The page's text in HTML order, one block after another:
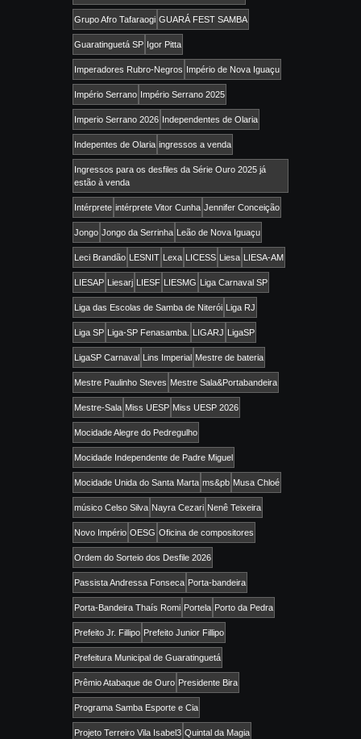
Grupo Afro Tafaraogi GUARÁ FEST SAMBA
Guaratinguetá SP Igor Pitta
Imperadores Rubro-Negros Império de Nova Iguaçu
Império Serrano Império Serrano 2025
Imperio Serrano 2026 Independentes de Olaria
Indepentes de Olaria ingressos a venda
Ingressos para os desfiles da Série Ouro 2025 já
estão à venda
Intérprete intérprete Vitor Cunha Jennifer Conceição
Jongo Jongo da Serrinha Leão de Nova Iguaçu
Leci Brandão LESNIT Lexa LICESS Liesa LIESA-AM
LIESAP Liesarj LIESF LIESMG Liga Carnaval SP
Liga das Escolas de Samba de Niterói Liga RJ
Liga SP Liga-SP Fenasamba. LIGARJ LigaSP
LigaSP Carnaval Lins Imperial Mestre de bateria
Mestre Paulinho Steves Mestre Sala&Portabandeira
Mestre-Sala Miss UESP Miss UESP 2026
Mocidade Alegre do Pedregulho
Mocidade Independente de Padre Miguel
Mocidade Unida do Santa Marta ms&pb Musa Chloé
músico Celso Silva Nayra Cezari Nenê Teixeira
Novo Império OESG Oficina de compositores
Ordem do Sorteio dos Desfile 2026
Passista Andressa Fonseca Porta-bandeira
Porta-Bandeira Thaís Romi Portela Porto da Pedra
Prefeito Jr. Fillipo Prefeito Junior Fillipo
Prefeitura Municipal de Guaratinguetá
Prêmio Atabaque de Ouro Presidente Bira
Programa Samba Esporte e Cia
Projeto Terreiro Vila Isabel3 Quintal da Magia